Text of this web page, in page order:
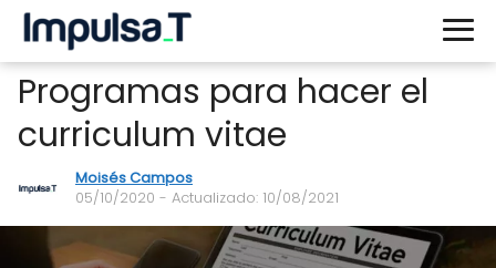
Programas para hacer el
curriculum vitae
Moisés Campos
05/10/2020 - Actualizado: 10/08/2021